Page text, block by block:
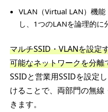
VLAN（Virtual LAN）機
し、1つのLANを論理的に
マルチSSID・VLANを設定
可能なネットワークを分離
SSIDと営業用SSIDを設定
けることで、両部門の無
きます。